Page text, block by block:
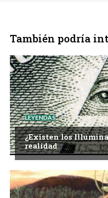
También podría
LEYENDAS
¿Existen los
realidad